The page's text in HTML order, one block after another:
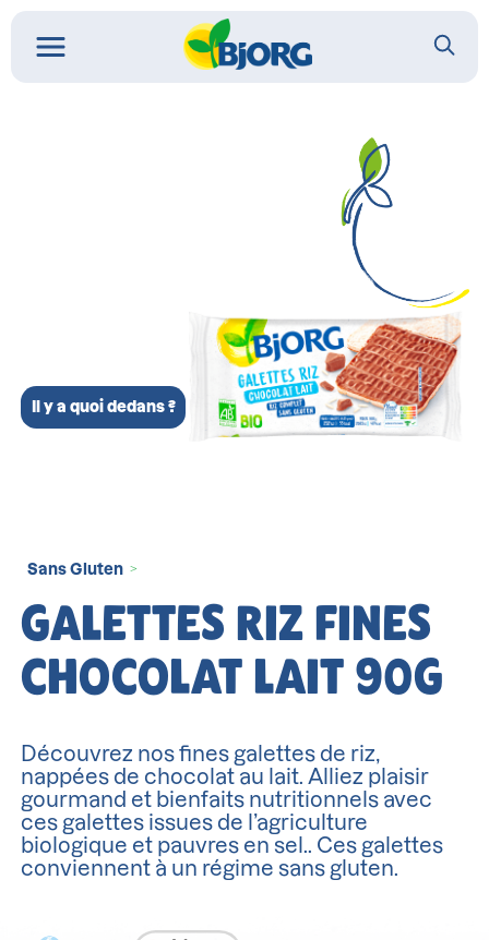
Il y a quoi dedans ?
Sans Gluten >
GALETTES RIZ FINES
CHOCOLAT LAIT 90G
Découvrez nos fines galettes de riz,
nappées de chocolat au lait. Alliez plaisir
gourmand et bienfaits nutritionnels avec
ces galettes issues de l’agriculture
biologique et pauvres en sel.. Ces galettes
conviennent à un régime sans gluten.